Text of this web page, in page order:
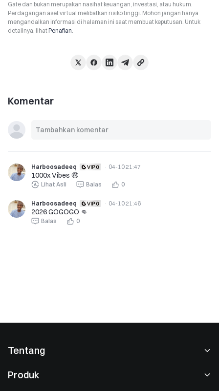
Gate dan bukan merupakan nasihat keuangan, investasi, atau hukum.
Perdagangan aset virtual melibatkan risiko tinggi. Mohon jangan hanya
mengandalkan informasi di halaman ini saat membuat keputusan. Untuk
detailnya, lihatPenafian.
Komentar
Harboosadeeq · 04-10 21:47
1000x Vibes 🤑
Lihat Asli Balas 0
Harboosadeeq · 04-10 21:46
2026 GOGOGO 👊
Balas 0
Tentang
Produk